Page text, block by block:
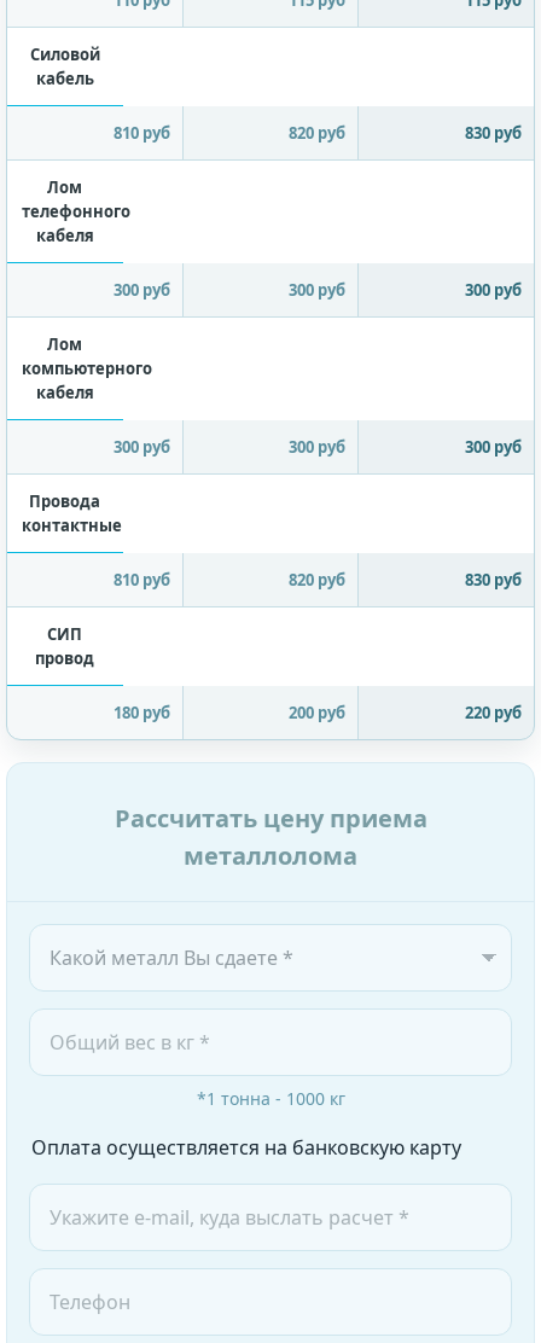
Силовой
кабель
810 руб 820 руб 830 руб
Лом
телефонного
кабеля
300 руб 300 руб 300 руб
Лом
компьютерного
кабеля
300 руб 300 руб 300 руб
Провода
контактные
810 руб 820 руб 830 руб
СИП
провод
180 руб 200 руб 220 руб
Рассчитать цену приема
металлолома
*1 тонна - 1000 кг
Оплата осуществляется на банковскую карту